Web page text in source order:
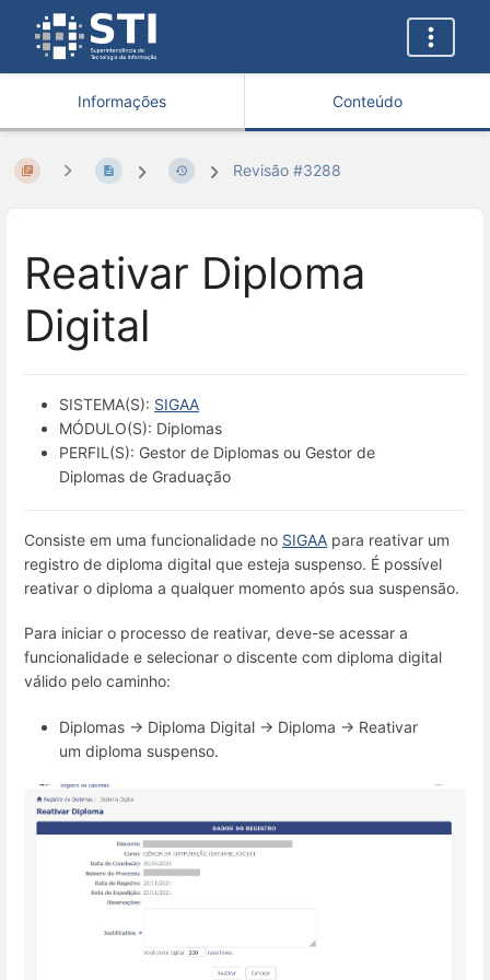
Informações Conteúdo
Revisão #3288
Reativar Diploma
Digital
SISTEMA(S): SIGAA
MÓDULO(S): Diplomas
PERFIL(S): Gestor de Diplomas ou Gestor de
Diplomas de Graduação
Consiste em uma funcionalidade no SIGAA para reativar um
registro de diploma digital que esteja suspenso. É possível
reativar o diploma a qualquer momento após sua suspensão.
Para iniciar o processo de reativar, deve-se acessar a
funcionalidade e selecionar o discente com diploma digital
válido pelo caminho:
Diplomas → Diploma Digital → Diploma → Reativar
um diploma suspenso.